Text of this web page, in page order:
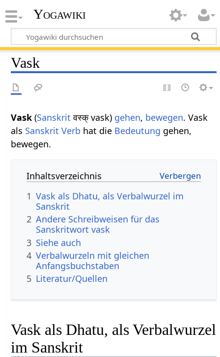
Yogawiki
Vask
Vask (Sanskrit वस्क् vask) gehen, bewegen. Vask
als Sanskrit Verb hat die Bedeutung gehen,
bewegen.
Inhaltsverzeichnis
1 Vask als Dhatu, als Verbalwurzel im
Sanskrit
2 Andere Schreibweisen für das
Sanskritwort vask
3 Siehe auch
4 Verbalwurzeln mit gleichen
Anfangsbuchstaben
5 Literatur/Quellen
Vask als Dhatu, als Verbalwurzel
im Sanskrit